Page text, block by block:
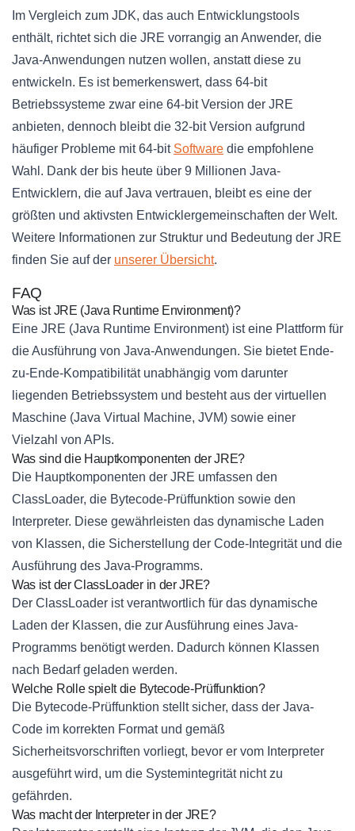
Im Vergleich zum JDK, das auch Entwicklungstools
enthält, richtet sich die JRE vorrangig an Anwender, die
Java-Anwendungen nutzen wollen, anstatt diese zu
entwickeln. Es ist bemerkenswert, dass 64-bit
Betriebssysteme zwar eine 64-bit Version der JRE
anbieten, dennoch bleibt die 32-bit Version aufgrund
häufiger Probleme mit 64-bit Software die empfohlene
Wahl. Dank der bis heute über 9 Millionen Java-
Entwicklern, die auf Java vertrauen, bleibt es eine der
größten und aktivsten Entwicklergemeinschaften der Welt.
Weitere Informationen zur Struktur und Bedeutung der JRE
finden Sie auf der unserer Übersicht.
FAQ
Was ist JRE (Java Runtime Environment)?
Eine JRE (Java Runtime Environment) ist eine Plattform für
die Ausführung von Java-Anwendungen. Sie bietet Ende-
zu-Ende-Kompatibilität unabhängig vom darunter
liegenden Betriebssystem und besteht aus der virtuellen
Maschine (Java Virtual Machine, JVM) sowie einer
Vielzahl von APIs.
Was sind die Hauptkomponenten der JRE?
Die Hauptkomponenten der JRE umfassen den
ClassLoader, die Bytecode-Prüffunktion sowie den
Interpreter. Diese gewährleisten das dynamische Laden
von Klassen, die Sicherstellung der Code-Integrität und die
Ausführung des Java-Programms.
Was ist der ClassLoader in der JRE?
Der ClassLoader ist verantwortlich für das dynamische
Laden der Klassen, die zur Ausführung eines Java-
Programms benötigt werden. Dadurch können Klassen
nach Bedarf geladen werden.
Welche Rolle spielt die Bytecode-Prüffunktion?
Die Bytecode-Prüffunktion stellt sicher, dass der Java-
Code im korrekten Format und gemäß
Sicherheitsvorschriften vorliegt, bevor er vom Interpreter
ausgeführt wird, um die Systemintegrität nicht zu
gefährden.
Was macht der Interpreter in der JRE?